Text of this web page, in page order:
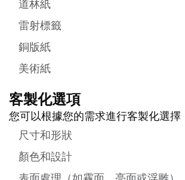
道林紙
雷射標籤
銅版紙
美術紙
客製化選項
您可以根據您的需求進行客製化選擇
尺寸和形狀
顏色和設計